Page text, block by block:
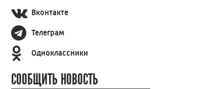
Вконтакте
Телеграм
Одноклассники
СООБЩИТЬ НОВОСТЬ